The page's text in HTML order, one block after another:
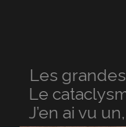
Les
Le
J’en ai vu